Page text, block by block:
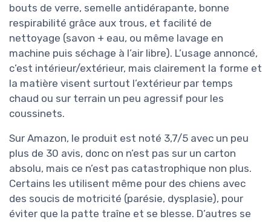
bouts de verre, semelle antidérapante, bonne
respirabilité grâce aux trous, et facilité de
nettoyage (savon + eau, ou même lavage en
machine puis séchage à l’air libre). L’usage annoncé,
c’est intérieur/extérieur, mais clairement la forme et
la matière visent surtout l’extérieur par temps
chaud ou sur terrain un peu agressif pour les
coussinets.
Sur Amazon, le produit est noté 3,7/5 avec un peu
plus de 30 avis, donc on n’est pas sur un carton
absolu, mais ce n’est pas catastrophique non plus.
Certains les utilisent même pour des chiens avec
des soucis de motricité (parésie, dysplasie), pour
éviter que la patte traîne et se blesse. D’autres se